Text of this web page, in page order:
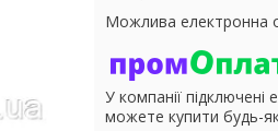
У компанії підключені
можете купити будь-